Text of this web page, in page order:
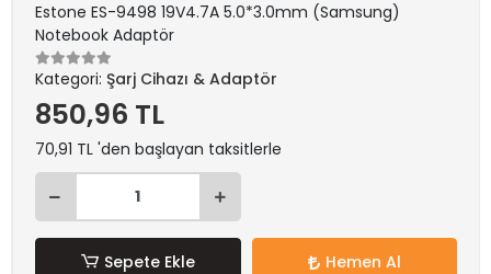
Estone ES-9498 19V4.7A 5.0*3.0mm (Samsung)
Notebook Adaptör
Kategori: Şarj Cihazı & Adaptör
850,96 TL
70,91 TL 'den başlayan taksitlerle
Sepete Ekle Hemen Al